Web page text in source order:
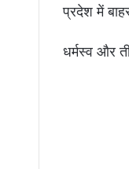
प्रदेश में
धर्मस्व और